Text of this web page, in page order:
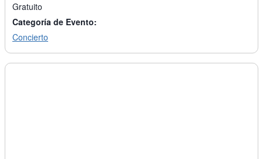
Gratuito
Categoría de Evento:
Concierto